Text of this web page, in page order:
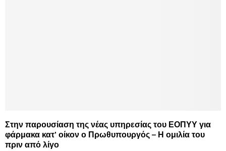
Στην παρουσίαση της νέας υπηρεσίας του ΕΟΠΥΥ για
φάρμακα κατ’ οίκον ο Πρωθυπουργός – Η ομιλία του
πριν από λίγο